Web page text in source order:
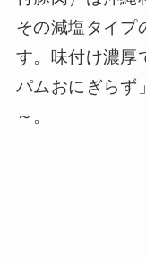
その減塩タイプ
す。味付け濃厚
パムおにぎらず
～。